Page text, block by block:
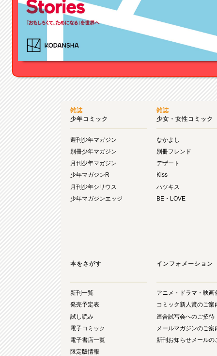
雑誌
少年コミック
週刊少年マガジン
別冊少年マガジン
月刊少年マガジン
少年マガジンR
月刊少年シリウス
少年マガジンエッジ
雑誌
少女・女性コミック
なかよし
別冊フレンド
デザート
Kiss
ハツキス
BE・LOVE
本をさがす
新刊一覧
発売予定表
試し読み
電子コミック
電子書店一覧
限定版情報
インフォメーション
アニメ・ドラマ・映画
コミック新人賞のご案
連合試写会へのご招待
メールマガジンのご案
新刊お知らせメールの